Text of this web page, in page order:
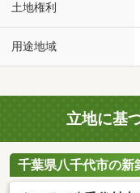
土地権利
用途地域
立地に基
千葉県八千代市の新